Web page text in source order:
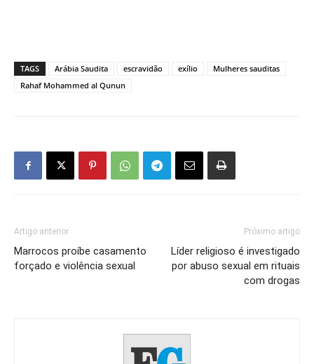
TAGS Arábia Saudita escravidão exílio
Mulheres sauditas
Rahaf Mohammed al Qunun
Artigo anterior
Marrocos proíbe casamento
forçado e violência sexual
Próximo artigo
Líder religioso é investigado
por abuso sexual em rituais
com drogas